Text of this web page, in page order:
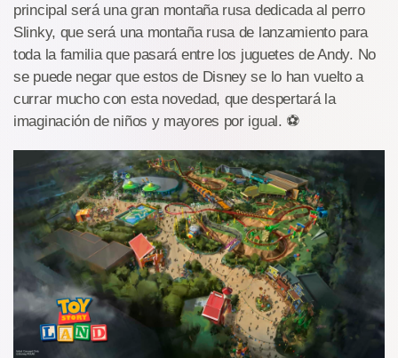
principal será una gran montaña rusa dedicada al perro
Slinky, que será una montaña rusa de lanzamiento para
toda la familia que pasará entre los juguetes de Andy. No
se puede negar que estos de Disney se lo han vuelto a
currar mucho con esta novedad, que despertará la
imaginación de niños y mayores por igual. ⚽️